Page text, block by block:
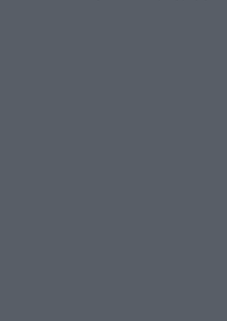
w zarobkach lekarzy i zakazie